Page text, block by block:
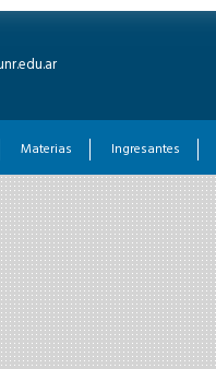
Materias Ingresantes